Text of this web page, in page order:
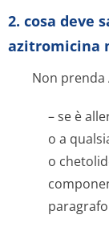
2. cosa deve
azitromicina
Non prenda
– se è
o a
o